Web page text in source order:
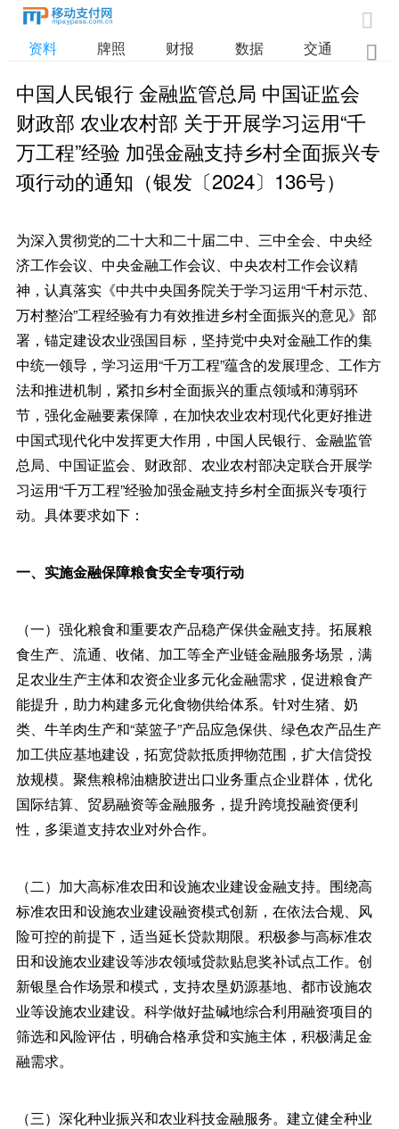

资料 牌照 财报 数据 交通 
中国人民银行 金融监管总局 中国证监会
财政部 农业农村部 关于开展学习运用“千
万工程”经验 加强金融支持乡村全面振兴专
项行动的通知（银发〔2024〕136号）
为深入贯彻党的二十大和二十届二中、三中全会、中央经
济工作会议、中央金融工作会议、中央农村工作会议精
神，认真落实《中共中央国务院关于学习运用“千村示范、
万村整治”工程经验有力有效推进乡村全面振兴的意见》部
署，锚定建设农业强国目标，坚持党中央对金融工作的集
中统一领导，学习运用“千万工程”蕴含的发展理念、工作方
法和推进机制，紧扣乡村全面振兴的重点领域和薄弱环
节，强化金融要素保障，在加快农业农村现代化更好推进
中国式现代化中发挥更大作用，中国人民银行、金融监管
总局、中国证监会、财政部、农业农村部决定联合开展学
习运用“千万工程”经验加强金融支持乡村全面振兴专项行
动。具体要求如下：
一、实施金融保障粮食安全专项行动
（一）强化粮食和重要农产品稳产保供金融支持。拓展粮
食生产、流通、收储、加工等全产业链金融服务场景，满
足农业生产主体和农资企业多元化金融需求，促进粮食产
能提升，助力构建多元化食物供给体系。针对生猪、奶
类、牛羊肉生产和“菜篮子”产品应急保供、绿色农产品生产
加工供应基地建设，拓宽贷款抵质押物范围，扩大信贷投
放规模。聚焦粮棉油糖胶进出口业务重点企业群体，优化
国际结算、贸易融资等金融服务，提升跨境投融资便利
性，多渠道支持农业对外合作。
（二）加大高标准农田和设施农业建设金融支持。围绕高
标准农田和设施农业建设融资模式创新，在依法合规、风
险可控的前提下，适当延长贷款期限。积极参与高标准农
田和设施农业建设等涉农领域贷款贴息奖补试点工作。创
新银垦合作场景和模式，支持农垦奶源基地、都市设施农
业等设施农业建设。科学做好盐碱地综合利用融资项目的
筛选和风险评估，明确合格承贷和实施主体，积极满足金
融需求。
（三）深化种业振兴和农业科技金融服务。建立健全种业